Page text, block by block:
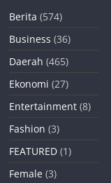
Berita (574)
Business (36)
Daerah (465)
Ekonomi (27)
Entertainment (8)
Fashion (3)
FEATURED (1)
Female (3)